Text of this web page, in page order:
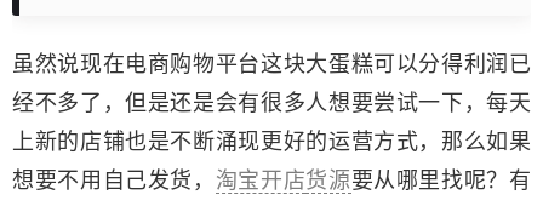
虽然说现在电商购物平台这块大蛋糕可以分得利润已
经不多了，但是还是会有很多人想要尝试一下，每天
上新的店铺也是不断涌现更好的运营方式，那么如果
想要不用自己发货， 淘宝开店货源要从哪里找呢？有